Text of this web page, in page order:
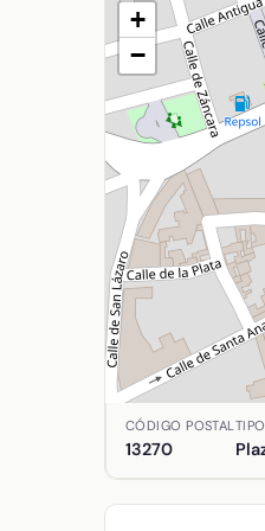
+
−
Ubicación de
CÓDIGO POSTAL
13270